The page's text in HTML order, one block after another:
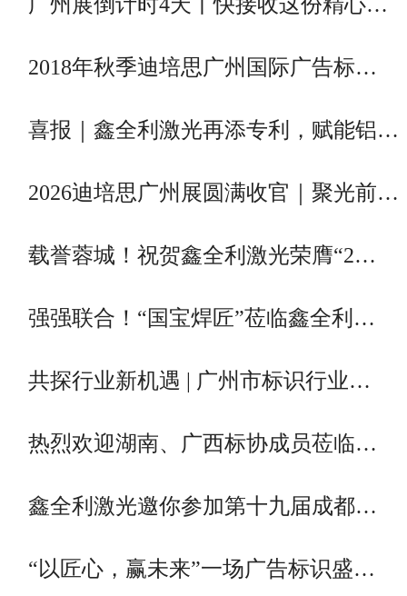
2018年秋季迪培思广州国际广告标…
喜报｜鑫全利激光再添专利，赋能铝…
2026迪培思广州展圆满收官｜聚光前…
载誉蓉城！祝贺鑫全利激光荣膺“2…
强强联合！“国宝焊匠”莅临鑫全利…
共探行业新机遇 | 广州市标识行业…
热烈欢迎湖南、广西标协成员莅临…
鑫全利激光邀你参加第十九届成都…
“以匠心，赢未来”一场广告标识盛…